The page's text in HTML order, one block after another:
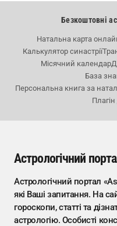
Безкоштовні
Натальна карта
Калькулятор синастрії
Місячний календар
База
Персональна книга за
Астрологічний
Астрологічний портал
які Ваші запитання. На
гороскопи, статті та
астрологію. Особисті